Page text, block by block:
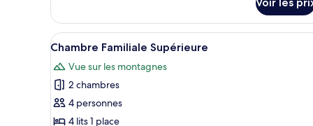
le
type
de
Chambre
Double
Afficher
toutes
les
photos
pour
ce
Une chambre d’hôtel avec
4
Chambre Familiale Supérieure
Vue sur les montagnes
2 chambres
4 personnes
4 lits 1 place